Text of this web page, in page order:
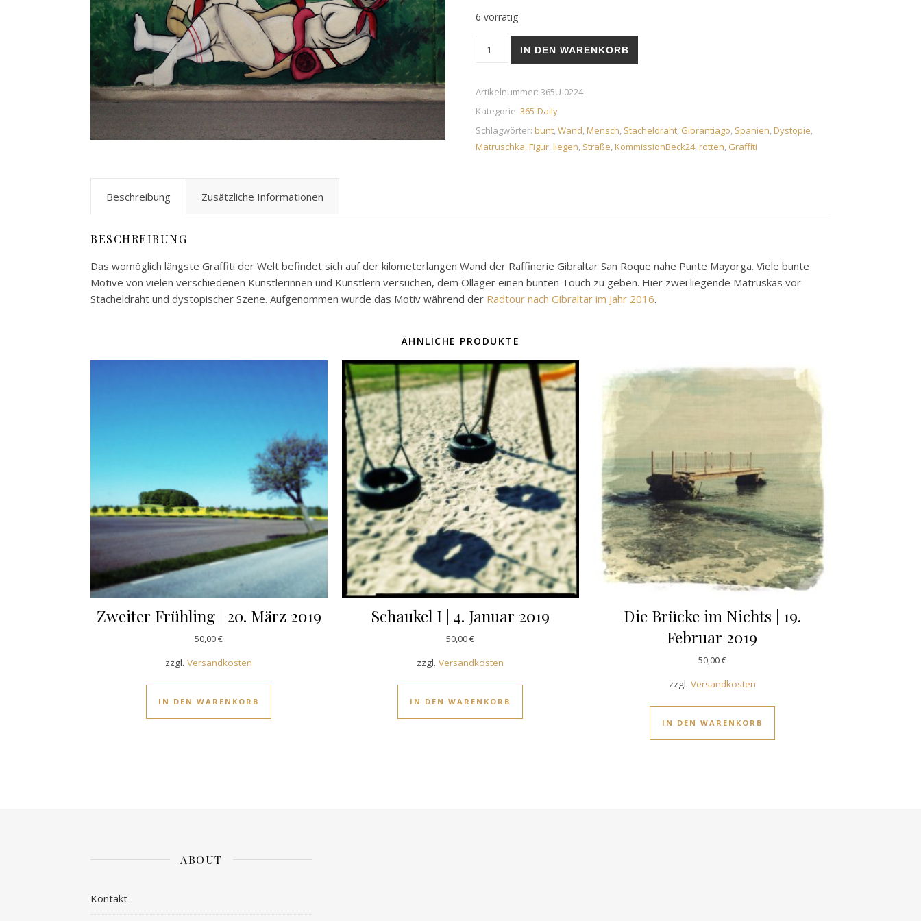
6 vorrätig
Matruschka-Graffiti | 11. August 2019 Menge
IN DEN WARENKORB
Artikelnummer: 365U-0224
Kategorie: 365-Daily
Schlagwörter: bunt,Wand,Mensch, Stacheldraht, Gibrantiago, Spanien,Dystopie,
Matruschka,Figur,liegen, Straße,KommissionBeck24,rotten, Graffiti
Beschreibung Zusätzliche Informationen
BESCHREIBUNG
Das womöglich längste Graffiti der Welt befindet sich auf der kilometerlangen Wand der Raffinerie Gibraltar San Roque nahe Punte Mayorga. Viele bunte
Motive von vielen verschiedenen Künstlerinnen und Künstlern versuchen, dem Öllager einen bunten Touch zu geben. Hier zwei liegende Matruskas vor
Stacheldraht und dystopischer Szene. Aufgenommen wurde das Motiv während der Radtour nach Gibraltar im Jahr 2016.
ÄHNLICHE PRODUKTE
Zweiter Frühling | 20. März 2019
50,00€
zzgl.Versandkosten
IN DEN WARENKORB
Schaukel I | 4. Januar 2019
50,00€
zzgl.Versandkosten
IN DEN WARENKORB
Die Brücke im Nichts | 19.
Februar 2019
50,00€
zzgl. Versandkosten
IN DEN WARENKORB
ABOUT
Kontakt